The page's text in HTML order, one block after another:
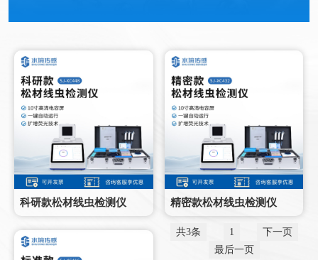
科研款松材线虫检测仪 精密款松材线虫检测仪
共3条 1
下一页
最后一页